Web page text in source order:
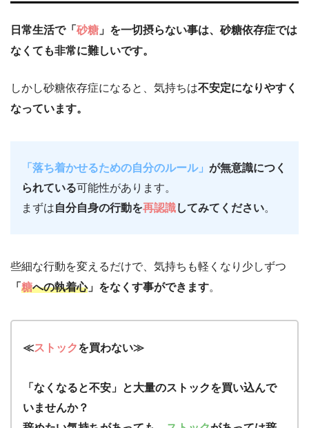
日常生活で「 砂糖 」を一切摂らない事は、砂糖依存症では
なくても非常に難しいです。
しかし砂糖依存症になると、気持ちは不安定になりやすく
なっています。
「落ち着かせるための自分のルール」 が無意識につく
られている可能性があります。
まずは自分自身の行動を再認識してみてください。
些細な行動を変えるだけで、気持ちも軽くなり少しずつ
「 糖への執着心」をなくす事ができます。
≪ストックを買わない≫
「なくなると不安」と大量のストックを買い込んで
いませんか？